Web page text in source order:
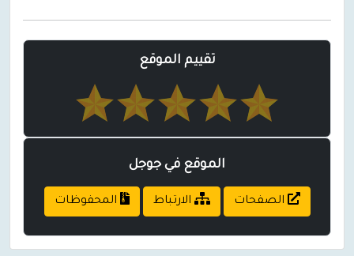
تقييم الموقع
الموقع في جوجل
الصفحات الارتباط المحفوظات